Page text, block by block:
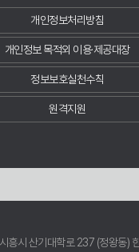
개인정보처리방침
개인정보 목적외 이용·제공대장
정보보호실천수칙
원격지원
흥시 산기대학로 237 (정왕동)